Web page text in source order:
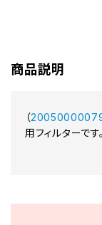
商品説明
（
用フィルターです。